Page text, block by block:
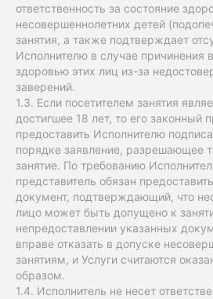
ответственность за состояние
несовершеннолетних детей
занятия, а также подтверждает
Исполнителю в случае причинения
здоровью этих лиц из-за
заверений.
1.3. Если посетителем занятия
достигшее 18 лет, то его законный
предоставить Исполнителю
порядке заявление, разрешающее
занятие. По требованию
представитель обязан
документ, подтверждающий, что
лицо может быть допущено к
непредоставлении указанных
вправе отказать в допуске
занятиям, и Услуги считаются
образом.
1.4. Исполнитель не несет